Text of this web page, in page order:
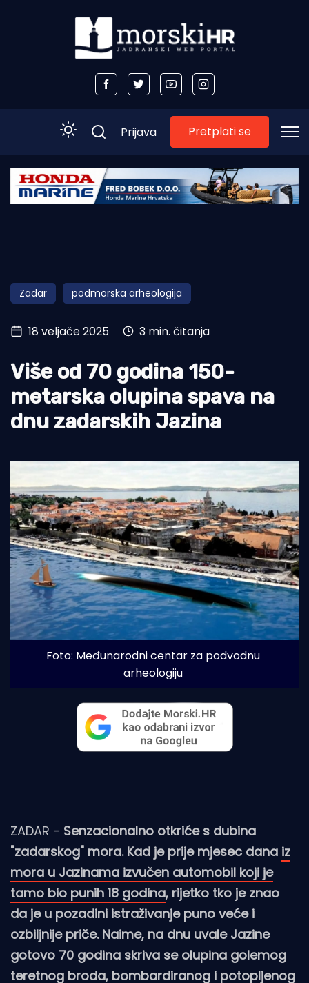
Početna
Obala
Otoci
Turizam i nautika
Pomorstvo
Ribolov
Ekologija
Prijava Pretplati se
Zadar podmorska arheologija
18 veljače 2025 3 min. čitanja
Više od 70 godina 150-
metarska olupina spava na
dnu zadarskih Jazina
Foto: Međunarodni centar za podvodnu
arheologiju
ZADAR - Senzacionalno otkriće s dubina
"zadarskog" mora. Kad je prije mjesec dana iz
mora u Jazinama izvučen automobil koji je
tamo bio punih 18 godina, rijetko tko je znao
da je u pozadini istraživanje puno veće i
ozbiljnije priče. Naime, na dnu uvale Jazine
gotovo 70 godina skriva se olupina golemog
teretnog broda, bombardiranog i potopljenog